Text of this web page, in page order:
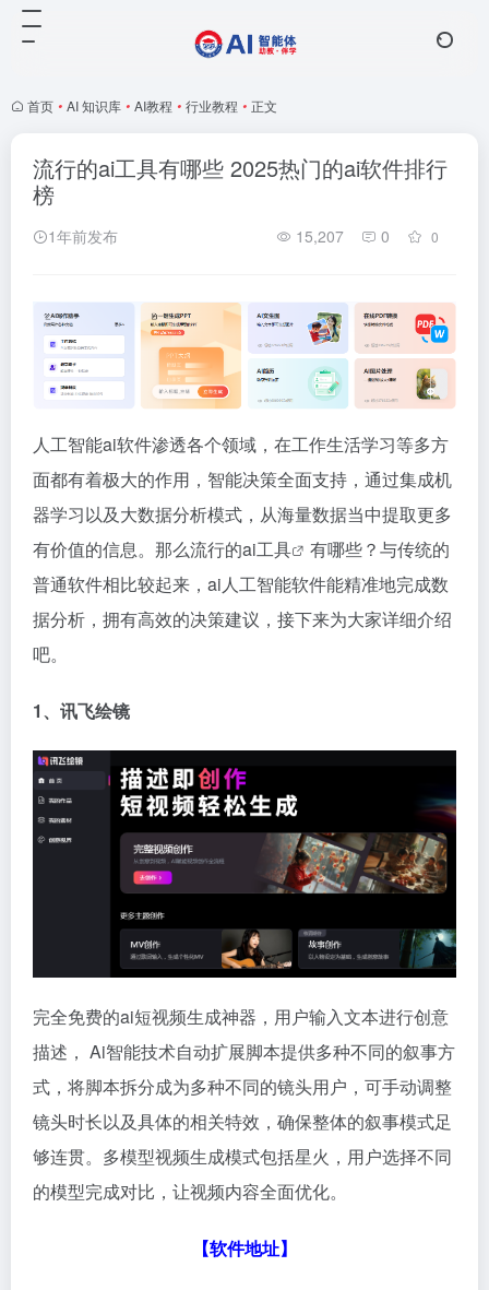
首页 • AI 知识库 • AI教程 • 行业教程 • 正文
流行的ai工具有哪些 2025热门的ai软件排行
榜
1年前发布 15,207 0 0
人工智能ai软件渗透各个领域，在工作生活学习等多方
面都有着极大的作用，智能决策全面支持，通过集成机
器学习以及大数据分析模式，从海量数据当中提取更多
有价值的信息。那么流行的ai工具
有哪些？与传统的
普通软件相比较起来，ai人工智能软件能精准地完成数
据分析，拥有高效的决策建议，接下来为大家详细介绍
吧。
1、讯飞绘镜
完全免费的ai短视频生成神器，用户输入文本进行创意
描述， Ai智能技术自动扩展脚本提供多种不同的叙事方
式，将脚本拆分成为多种不同的镜头用户，可手动调整
镜头时长以及具体的相关特效，确保整体的叙事模式足
够连贯。多模型视频生成模式包括星火，用户选择不同
的模型完成对比，让视频内容全面优化。
【软件地址】